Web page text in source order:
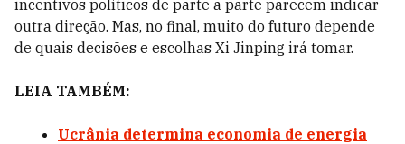
incentivos políticos de parte a parte parecem indicar
outra direção. Mas, no final, muito do futuro depende
de quais decisões e escolhas Xi Jinping irá tomar.
LEIA TAMBÉM:
Ucrânia determina economia de energia